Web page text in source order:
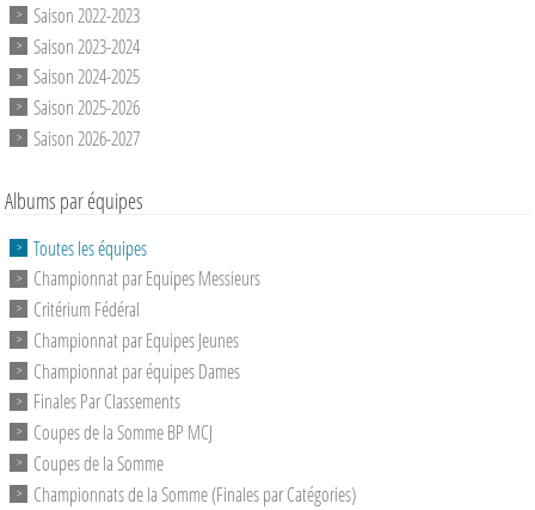
Saison 2022-2023
Saison 2023-2024
Saison 2024-2025
Saison 2025-2026
Saison 2026-2027
Albums par équipes
Toutes les équipes
Championnat par Equipes Messieurs
Critérium Fédéral
Championnat par Equipes Jeunes
Championnat par équipes Dames
Finales Par Classements
Coupes de la Somme BP MCJ
Coupes de la Somme
Championnats de la Somme (Finales par Catégories)